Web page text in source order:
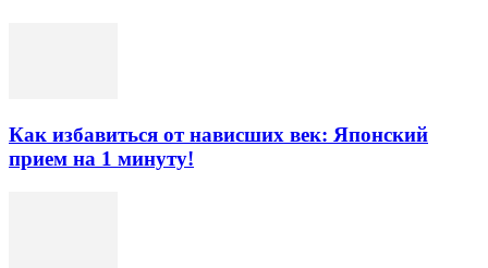
Как избавиться от нависших век: Японский
прием на 1 минуту!